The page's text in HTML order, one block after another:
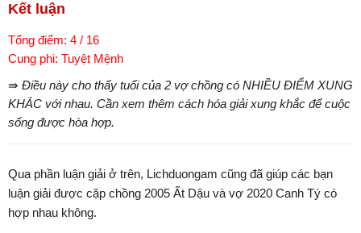
Kết luận
Tổng điểm: 4 / 16
Cung phi: Tuyệt Mệnh
⇛ Điều này cho thấy tuổi của 2 vợ chồng có NHIỀU ĐIỂM XUNG
KHẮC với nhau. Cần xem thêm cách hóa giải xung khắc để cuộc
sống được hòa hợp.
Qua phần luận giải ở trên, Lichduongam cũng đã giúp các bạn
luận giải được cặp chồng 2005 Ất Dậu và vợ 2020 Canh Tý có
hợp nhau không.